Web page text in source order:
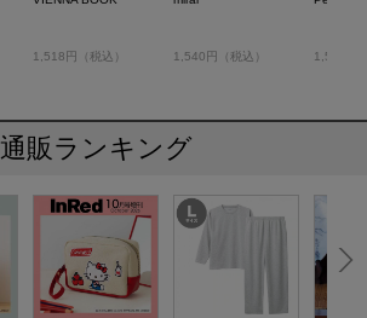
1,518円（税込） 1,540円（税込） 1,540円
通販ランキング